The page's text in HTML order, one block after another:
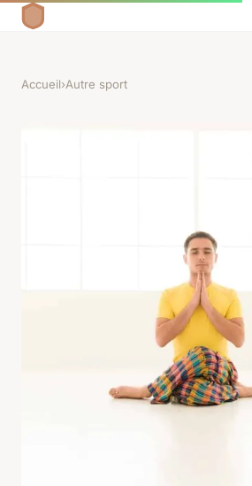
Accueil›Autre sport